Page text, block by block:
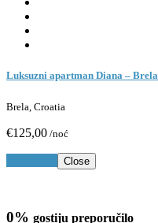
Luksuzni apartman Diana – Brela
Brela, Croatia
€125,00 /noć
Close
0% gostiju preporučilo